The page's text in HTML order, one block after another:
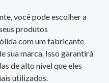
você pode escolher a
produtos
com um fabricante
sua marca. Isso garantirá
de alto nível que eles
utilizados.